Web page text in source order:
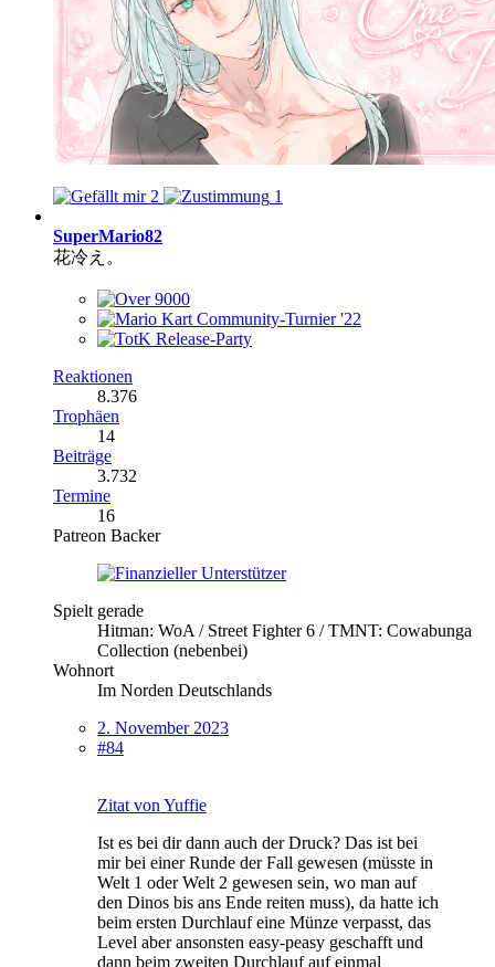
2 1
SuperMario82
花冷え。
Reaktionen
8.376
Trophäen
14
Beiträge
3.732
Termine
16
Patreon Backer
Spielt gerade
Hitman: WoA / Street Fighter 6 / TMNT: Cowabunga
Collection (nebenbei)
Wohnort
Im Norden Deutschlands
2. November 2023
#84
Zitat von Yuffie
Ist es bei dir dann auch der Druck? Das ist bei
mir bei einer Runde der Fall gewesen (müsste in
Welt 1 oder Welt 2 gewesen sein, wo man auf
den Dinos bis ans Ende reiten muss), da hatte ich
beim ersten Durchlauf eine Münze verpasst, das
Level aber ansonsten easy-peasy geschafft und
dann beim zweiten Durchlauf auf einmal